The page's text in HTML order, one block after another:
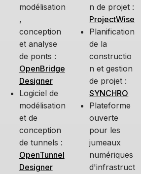
modélisation
,
conception
et analyse
de ponts :
OpenBridge
Designer
Logiciel de
modélisation
et de
conception
de tunnels :
OpenTunnel
Designer
n de projet :
ProjectWise
Planification
de la
constructio
n et gestion
de projet :
SYNCHRO
Plateforme
ouverte
pour les
jumeaux
numériques
d'infrastruct